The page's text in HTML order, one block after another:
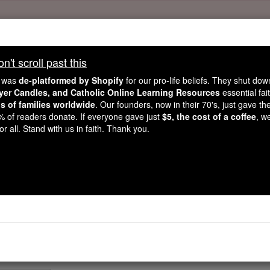
2.2 Million Students Are Being
like you, Catholic Online School has already
countries. In an age of noise and algorithms, you are
gave just $5 — the cost of a coffee — we could reach
Be Catholic. Stand with us today.
scroll past this
de-platformed by Shopify for our pro-life beliefs. They shut
Candles, and Catholic Online Learning Resources essential
of families worldwide. Our founders, now in their 70's, just gave
of readers donate. If everyone gave just $5, the cost of a coffee,
all. Stand with us in faith. Thank you.